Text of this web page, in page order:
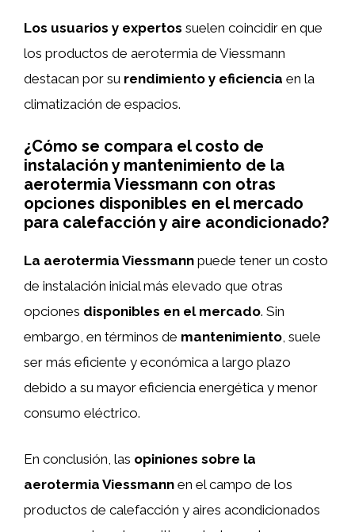
Los usuarios y expertos suelen coincidir en que
los productos de aerotermia de Viessmann
destacan por su rendimiento y eficiencia en la
climatización de espacios.
¿Cómo se compara el costo de
instalación y mantenimiento de la
aerotermia Viessmann con otras
opciones disponibles en el mercado
para calefacción y aire acondicionado?
La aerotermia Viessmann puede tener un costo
de instalación inicial más elevado que otras
opciones disponibles en el mercado. Sin
embargo, en términos de mantenimiento, suele
ser más eficiente y económica a largo plazo
debido a su mayor eficiencia energética y menor
consumo eléctrico.
En conclusión, las opiniones sobre la
aerotermia Viessmann en el campo de los
productos de calefacción y aires acondicionados